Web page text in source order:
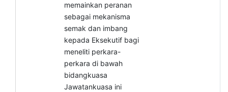
memainkan peranan
sebagai mekanisma
semak dan imbang
kepada Eksekutif bagi
meneliti perkara-
perkara di bawah
bidangkuasa
Jawatankuasa ini